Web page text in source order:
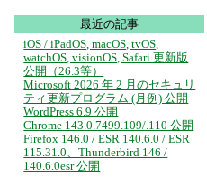
最近の記事
iOS / iPadOS, macOS, tvOS,
watchOS, visionOS, Safari 更新版
公開（26.3等）
Microsoft 2026 年 2 月のセキュリ
ティ更新プログラム (月例) 公開
WordPress 6.9 公開
Chrome 143.0.7499.109/.110 公開
Firefox 146.0 / ESR 140.6.0 / ESR
115.31.0、Thunderbird 146 /
140.6.0esr 公開